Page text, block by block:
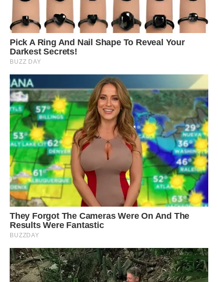
матір був сильнішим за логіку.
— Я просто хочу миру, Оксан, — прошепотів він. — Невже
це так багато — хотіти, щоб у хаті не було криків?
— Мир ціною мого самознищення — це не мир, Богдане,
столу. — Я більше не буду терпіти її образи. Якщо вона не
може поважати мій дім і мене, то їй краще повернутися до
себе.